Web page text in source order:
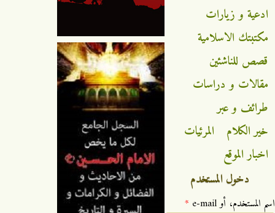
ادعية و زيارات
مكتبتك الاسلامية
قصص للناشئين
مقالات و دراسات
طرائف و عبر
خير الكلام
المرئيات
اخبار الموقع
دخول المستخدم
‏اسم المستخدم، أو e-mail ‏ *